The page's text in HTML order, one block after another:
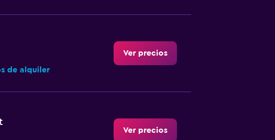
de alquiler
Ver precios
Ver precios